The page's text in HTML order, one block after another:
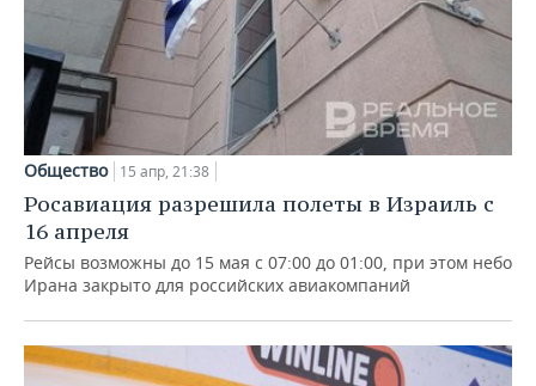
Общество 15 апр, 21:38
Росавиация разрешила полеты в Израиль с
16 апреля
Рейсы возможны до 15 мая с 07:00 до 01:00, при этом небо
Ирана закрыто для российских авиакомпаний